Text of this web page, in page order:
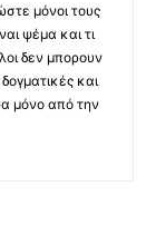
μόνοι τους
ψέμα και τι
δεν μπορουν
και
μόνο από την